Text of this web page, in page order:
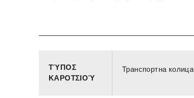
ΤΎΠΟΣ
ΚΑΡΟΤΣΙΟΎ
Транспортна колица